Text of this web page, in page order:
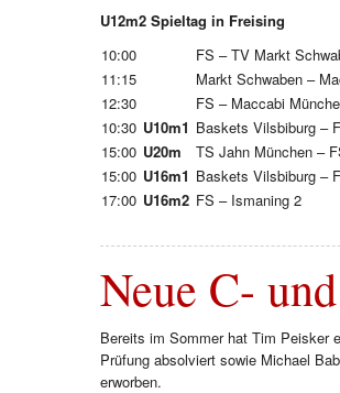
U12m2 Spieltag in Freising
10:00
FS – TV Markt
11:15
Markt Schwaben –
12:30
FS – Maccabi
10:30 U10m1 Baskets Vilsbiburg –
15:00 U20m
TS Jahn München –
15:00 U16m1 Baskets Vilsbiburg –
17:00 U16m2 FS – Ismaning 2
Neue C-
Bereits im Sommer hat Tim Peisker
Prüfung absolviert sowie Michael
erworben.